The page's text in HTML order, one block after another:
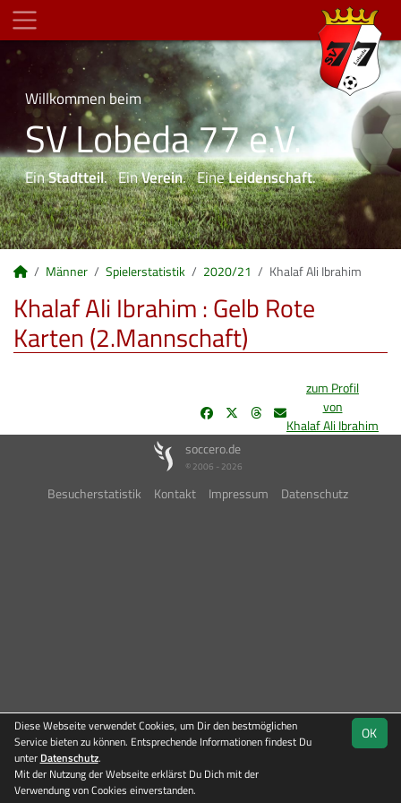
Willkommen beim
SV Lobeda 77 e.V.
EinStadtteil. EinVerein. EineLeidenschaft.
Männer Spielerstatistik 2020/21 Khalaf Ali Ibrahim
Khalaf Ali Ibrahim : Gelb Rote
Karten (2.Mannschaft)
zum Profil
von
Khalaf Ali Ibrahim
soccero.de
© 2006 - 2026
Besucherstatistik Kontakt Impressum Datenschutz
OK
Diese Webseite verwendet Cookies, um Dir den bestmöglichen
Service bieten zu können. Entsprechende Informationen findest Du
unter Datenschutz.
Mit der Nutzung der Webseite erklärst Du Dich mit der
Verwendung von Cookies einverstanden.